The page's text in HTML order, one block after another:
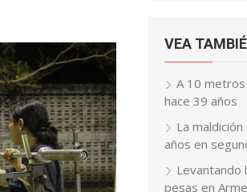
VEA
A 10 metros
hace 39 años
La
años en
Levantando
pesas en